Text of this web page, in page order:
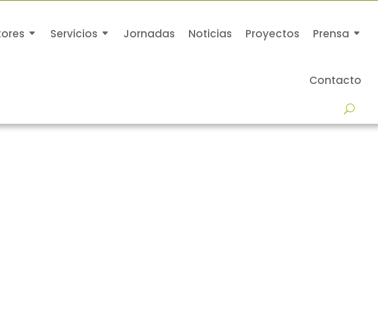
Servicios Jornadas Noticias Proyectos Prensa
Contacto